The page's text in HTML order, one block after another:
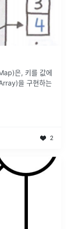
은, 키를 값에
을 구현하는
2